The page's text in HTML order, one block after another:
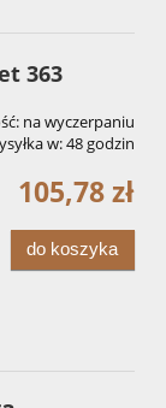
363
na wyczerpaniu
w:48 godzin
105,78 zł
do koszyka